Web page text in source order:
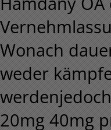
Wonach
weder
20mg 40mg